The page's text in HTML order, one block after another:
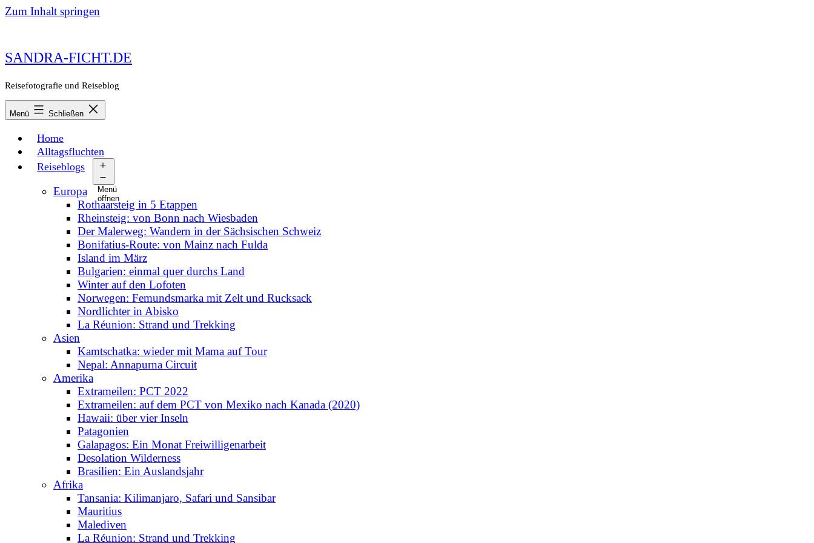
Zum Inhalt springen
SANDRA-FICHT.DE
Reisefotografie und Reiseblog
Menü Schließen
Home
Alltagsfluchten
Reiseblogs
Menü
öffnen
Europa
Rothaarsteig in 5 Etappen
Rheinsteig: von Bonn nach Wiesbaden
Der Malerweg: Wandern in der Sächsischen Schweiz
Bonifatius-Route: von Mainz nach Fulda
Island im März
Bulgarien: einmal quer durchs Land
Winter auf den Lofoten
Norwegen: Femundsmarka mit Zelt und Rucksack
Nordlichter in Abisko
La Réunion: Strand und Trekking
Asien
Kamtschatka: wieder mit Mama auf Tour
Nepal: Annapurna Circuit
Amerika
Extrameilen: PCT 2022
Extrameilen: auf dem PCT von Mexiko nach Kanada (2020)
Hawaii: über vier Inseln
Patagonien
Galapagos: Ein Monat Freiwilligenarbeit
Desolation Wilderness
Brasilien: Ein Auslandsjahr
Afrika
Tansania: Kilimanjaro, Safari und Sansibar
Mauritius
Malediven
La Réunion: Strand und Trekking